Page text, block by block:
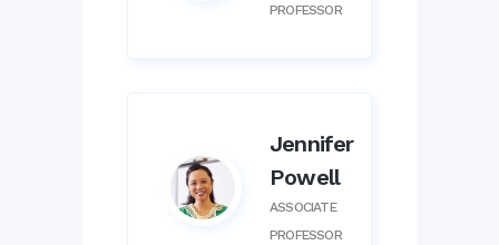
PROFESSOR
Jennifer
Powell
ASSOCIATE
PROFESSOR